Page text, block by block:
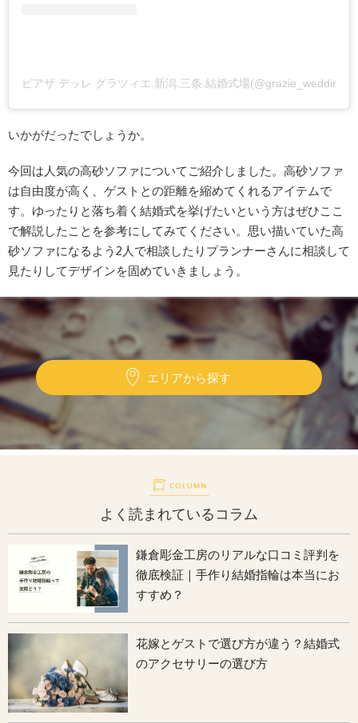
ピアザ デッレ グラツィエ.新潟.三条.結婚式場(@grazie_wedding)
いかがだったでしょうか。
今回は人気の高砂ソファについてご紹介しました。高砂ソファ
は自由度が高く、ゲストとの距離を縮めてくれるアイテムで
す。ゆったりと落ち着く結婚式を挙げたいという方はぜひここ
で解説したことを参考にしてみてください。思い描いていた高
砂ソファになるよう2人で相談したりプランナーさんに相談して
見たりしてデザインを固めていきましょう。
エリアから探す
よく読まれているコラム
鎌倉彫金工房のリアルな口コミ評判を
徹底検証｜手作り結婚指輪は本当にお
すすめ？
花嫁とゲストで選び方が違う？結婚式
のアクセサリーの選び方